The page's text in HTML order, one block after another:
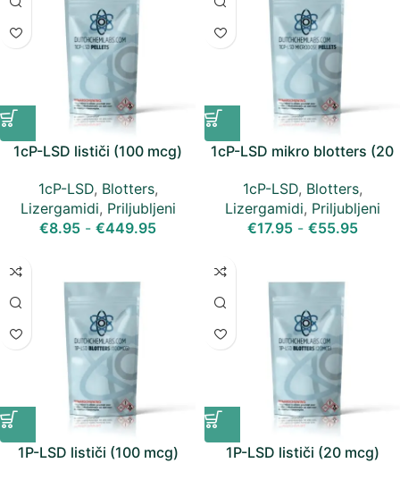
1cP-LSD lističi (100 mcg)
1cP-LSD, Blotters,
Lizergamidi, Priljubljeni
€8.95 - €449.95
1cP-LSD mikro blotters (20
1cP-LSD, Blotters,
Lizergamidi, Priljubljeni
€17.95 - €55.95
1P-LSD lističi (100 mcg) 1P-LSD lističi (20 mcg)